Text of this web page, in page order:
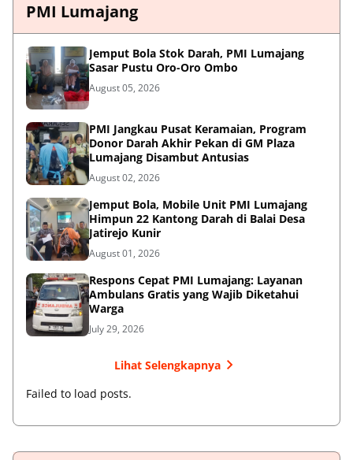
PMI Lumajang
Jemput Bola Stok Darah, PMI Lumajang
Sasar Pustu Oro-Oro Ombo
August 05, 2026
PMI Jangkau Pusat Keramaian, Program
Donor Darah Akhir Pekan di GM Plaza
Lumajang Disambut Antusias
August 02, 2026
Jemput Bola, Mobile Unit PMI Lumajang
Himpun 22 Kantong Darah di Balai Desa
Jatirejo Kunir
August 01, 2026
Respons Cepat PMI Lumajang: Layanan
Ambulans Gratis yang Wajib Diketahui
Warga
July 29, 2026
Lihat Selengkapnya
Failed to load posts.